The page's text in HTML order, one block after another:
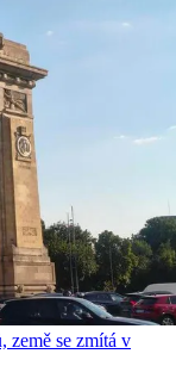
země se zmítá v